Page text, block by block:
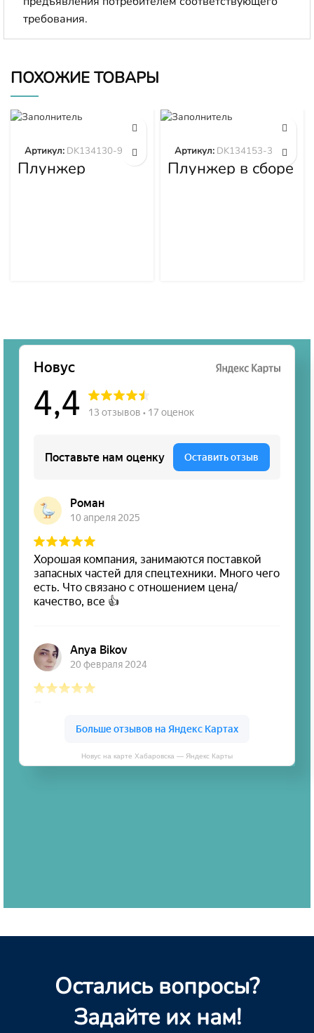
требования.
ПОХОЖИЕ ТОВАРЫ
Плунжер
DK134130-9320
Артикул: DK134130-9320
Плунжер в сборе
DK134153-3520
Артикул: DK134153-3520
Новус на карте Хабаровска — Яндекс Карты
Остались вопросы?
Задайте их нам!